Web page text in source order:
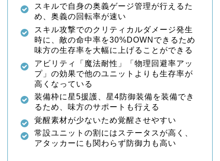
スキルで自身の奥義ゲージ管理が行えるた
め、奥義の回転率が速い
スキル攻撃でのクリティカルダメージ発生
時に、敵の命中率を30%DOWNできるため
味方の生存率を大幅に上げることができる
アビリティ「魔法耐性」「物理回避率アッ
プ」の効果で他のユニットよりも生存率が
高くなっている
装備枠に星5援護、星4防御装備を装備でき
るため、味方のサポートも行える
覚醒素材が少ないため覚醒させやすい
常設ユニットの割にはステータスが高く、
アタッカーにも関わらず防御力も高い